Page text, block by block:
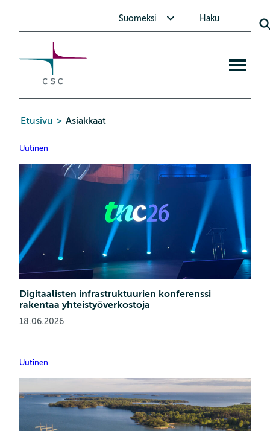
Suomeksi Haku
Etusivu > Asiakkaat
Uutinen
Digitaalisten infrastruktuurien konferenssi
rakentaa yhteistyöverkostoja
18.06.2026
Uutinen